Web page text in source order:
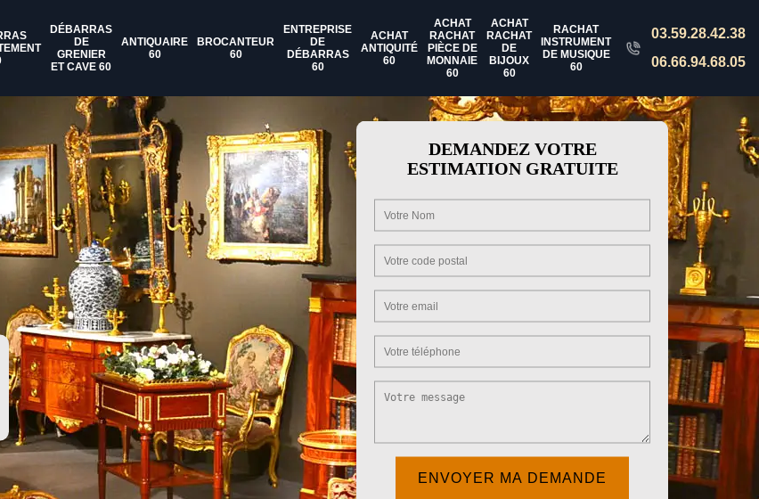
DÉBARRAS
DE
GRENIER
ET CAVE 60
ANTIQUAIRE
60
BROCANTEUR
60
ENTREPRISE
DE
DÉBARRAS
60
ACHAT
ANTIQUITÉ
60
ACHAT
RACHAT
PIÈCE DE
MONNAIE
60
ACHAT
RACHAT
DE
BIJOUX
60
RACHAT
INSTRUMENT
DE MUSIQUE
60
03.59.28.42.38
06.66.94.68.05
DEMANDEZ VOTRE
ESTIMATION GRATUITE